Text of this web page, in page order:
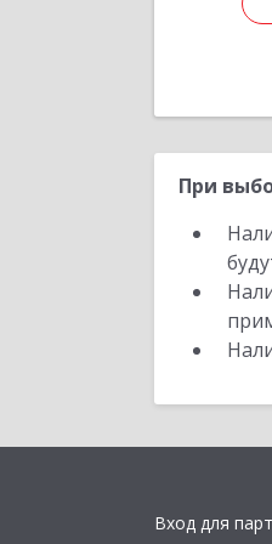
При
Вход для